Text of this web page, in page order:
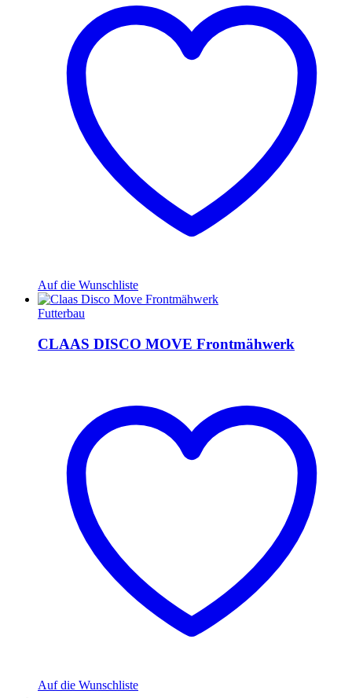
Auf die Wunschliste
Futterbau
CLAAS DISCO MOVE Frontmähwerk
Auf die Wunschliste